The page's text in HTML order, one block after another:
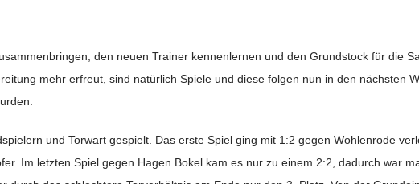
den neuen Trainer kennenlernen und den Grundstock für die
mehr erfreut, sind natürlich Spiele und diese folgen nun in den nächsten
und Torwart gespielt. Das erste Spiel ging mit 1:2 gegen Wohlenrode
Im letzten Spiel gegen Hagen Bokel kam es nur zu einem 2:2, dadurch war